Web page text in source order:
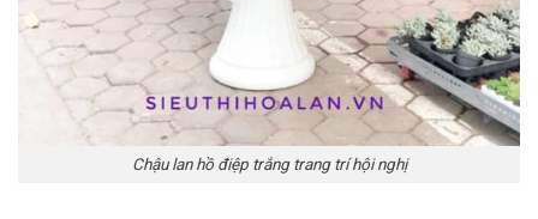
Chậu lan hồ điệp trắng trang trí hội nghị